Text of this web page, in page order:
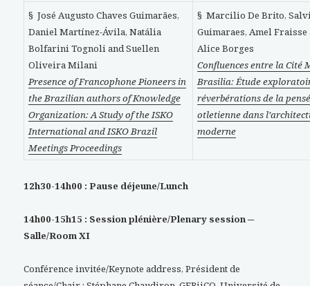
§ José Augusto Chaves Guimarães,
Daniel Martínez-Ávila, Natália
Bolfarini Tognoli and Suellen
Oliveira Milani
Presence of Francophone Pioneers in
the Brazilian authors of Knowledge
Organization: A Study of the ISKO
International and ISKO Brazil
Meetings Proceedings
§ Marcilio De Brito,
Guimaraes, Amel
Alice Borges
Confluences entre la Cité
Brasilia: Étude
réverbérations de la
otletienne dans
moderne
12h30-14h00 : Pause déjeune/Lunch
14h00-15h15 : Session plénière/Plenary session ─
Salle/Room XI
Conférence invitée/Keynote address, Président de